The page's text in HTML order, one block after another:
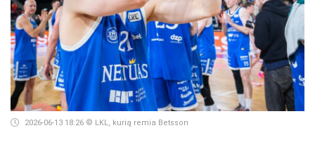
2026-06-13 18:26 © LKL, kurią remia Betsson